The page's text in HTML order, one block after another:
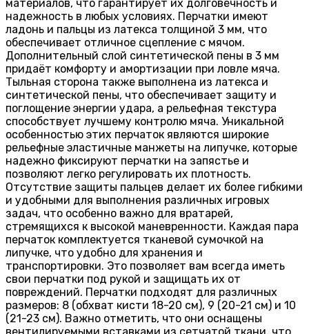
материалов, что гарантирует их долговечность и
надежность в любых условиях. Перчатки имеют
ладонь и пальцы из латекса толщиной 3 мм, что
обеспечивает отличное сцепление с мячом.
Дополнительный слой синтетической пены в 3 мм
придаёт комфорту и амортизации при ловле мяча.
Тыльная сторона также выполнена из латекса и
синтетической пены, что обеспечивает защиту и
поглощение энергии удара, а рельефная текстура
способствует лучшему контролю мяча. Уникальной
особенностью этих перчаток являются широкие
рельефные эластичные манжеты на липучке, которые
надежно фиксируют перчатки на запястье и
позволяют легко регулировать их плотность.
Отсутствие защиты пальцев делает их более гибкими
и удобными для выполнения различных игровых
задач, что особенно важно для вратарей,
стремящихся к высокой маневренности. Каждая пара
перчаток комплектуется тканевой сумочкой на
липучке, что удобно для хранения и
транспортировки. Это позволяет вам всегда иметь
свои перчатки под рукой и защищать их от
повреждений. Перчатки подходят для различных
размеров: 8 (обхват кисти 18-20 см), 9 (20-21 см) и 10
(21-23 см). Важно отметить, что они оснащены
вентилируемыми вставками из сетчатой ткани, что